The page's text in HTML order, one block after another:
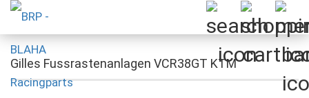
Gilles Fussrastenanlagen VCR38GT KTM